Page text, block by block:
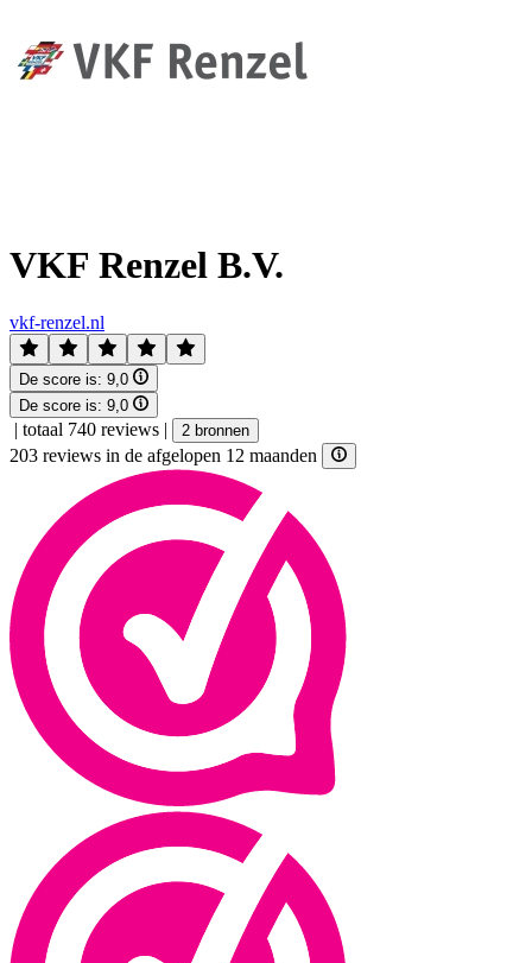
VKF Renzel B.V.
vkf-renzel.nl
De score is: 9,0
De score is: 9,0
| totaal 740 reviews | 2 bronnen
203 reviews in de afgelopen 12 maanden